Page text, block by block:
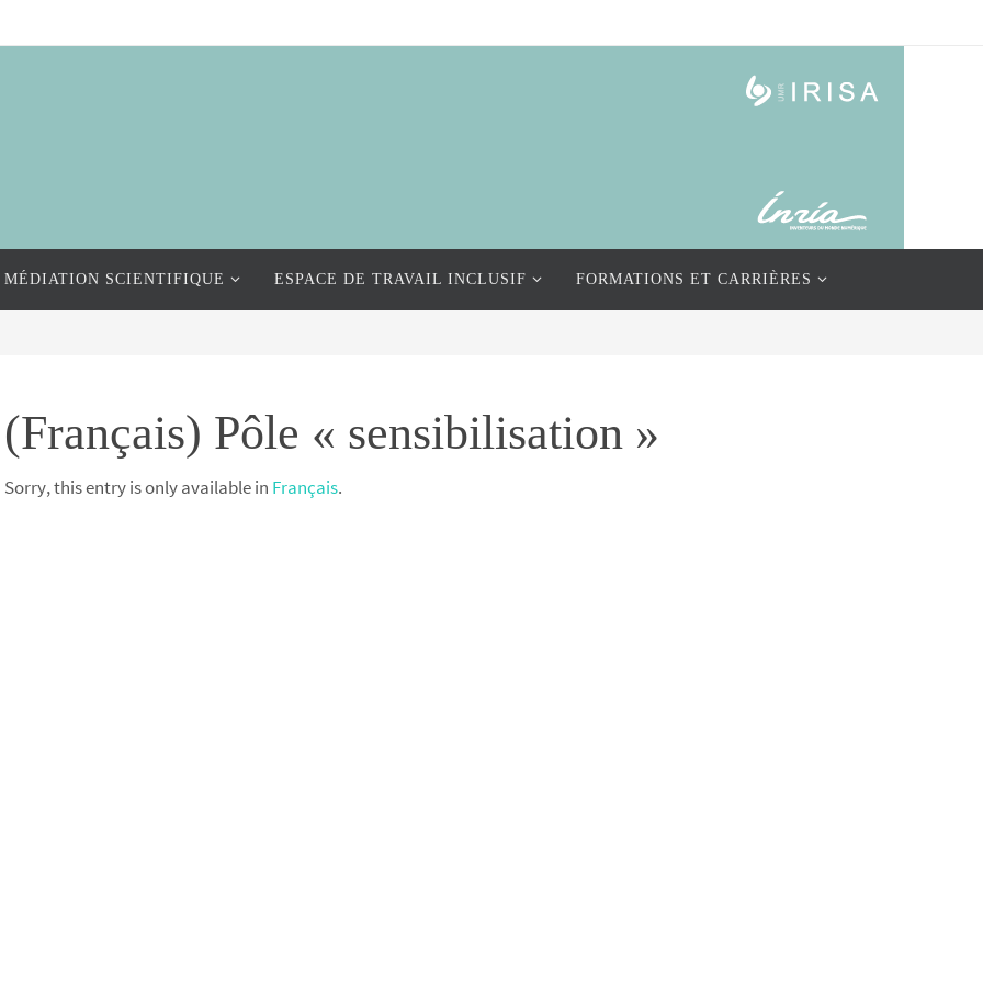
MÉDIATION SCIENTIFIQUE ESPACE DE TRAVAIL INCLUSIF FORMATIONS ET CARRIÈRES
(Français) Pôle « sensibilisation »
Sorry, this entry is only available in Français.